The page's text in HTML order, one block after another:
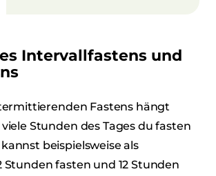
Intervallfastens und
Fastens hängt
Stunden des Tages du fasten
beispielsweise als
Stunden fasten und 12 Stunden